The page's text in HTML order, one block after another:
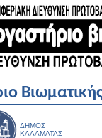
ΔΗΜΟΣ
ΚΑΛΑΜΑΤΑΣ